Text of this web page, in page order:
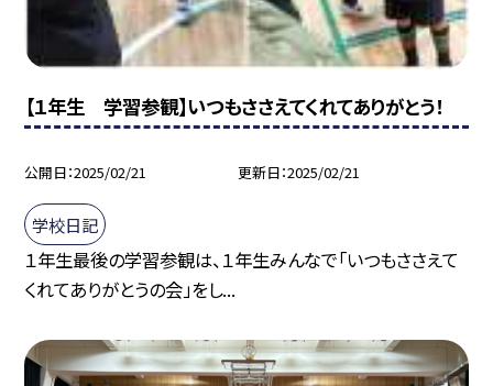
【１年生 学習参観】いつもささえてくれてありがとう！
公開日 2025/02/21 更新日 2025/02/21
学校日記
１年生最後の学習参観は、１年生みんなで「いつもささえて
くれてありがとうの会」をし...